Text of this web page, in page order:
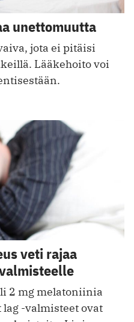
unettomuutta
jota ei pitäisi
Lääkehoito voi
veti rajaa
2 mg melatoniinia
-valmisteet ovat